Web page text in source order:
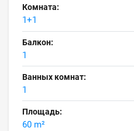
Комната:
1+1
Балкон:
1
Ванных комнат:
1
Площадь:
60 m²